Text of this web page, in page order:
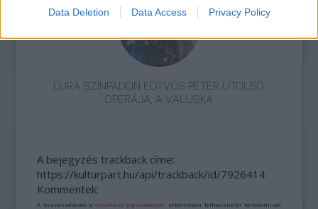
Data Deletion Data Access Privacy Policy
ÚJRA SZÍNPADON EÖTVÖS PÉTER UTOLSÓ
OPERÁJA, A VALUSKA
A bejegyzés trackback címe:
https://kulturpart.hu/api/trackback/id/7926414
Kommentek:
A hozzászólások avonatkozó jogszabályok értelmében felhasználói tartalomnak